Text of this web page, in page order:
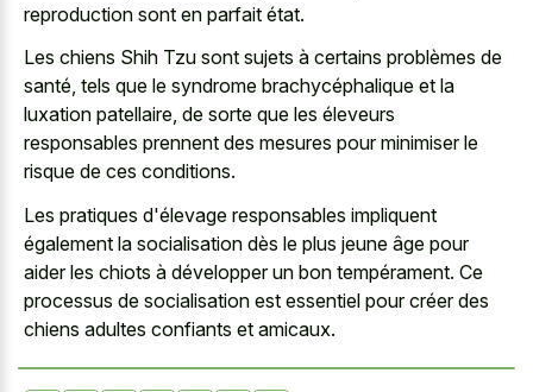
reproduction sont en parfait état.
Les chiens Shih Tzu sont sujets à certains problèmes de
santé, tels que le syndrome brachycéphalique et la
luxation patellaire, de sorte que les éleveurs
responsables prennent des mesures pour minimiser le
risque de ces conditions.
Les pratiques d'élevage responsables impliquent
également la socialisation dès le plus jeune âge pour
aider les chiots à développer un bon tempérament. Ce
processus de socialisation est essentiel pour créer des
chiens adultes confiants et amicaux.